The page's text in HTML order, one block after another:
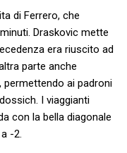
di Ferrero, che
Draskovic mette
era riuscito ad
parte anche
permettendo ai padroni
I viaggianti
con la bella diagonale
-2.